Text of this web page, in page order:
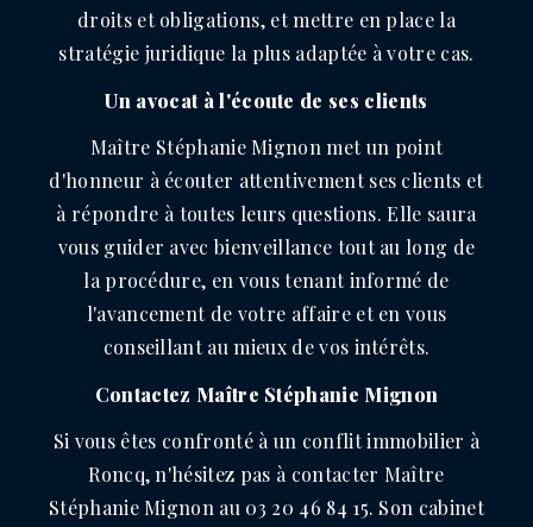
droits et obligations, et mettre en place la
stratégie juridique la plus adaptée à votre cas.
Un avocat à l'écoute de ses clients
Maître Stéphanie Mignon met un point
d'honneur à écouter attentivement ses clients et
à répondre à toutes leurs questions. Elle saura
vous guider avec bienveillance tout au long de
la procédure, en vous tenant informé de
l'avancement de votre affaire et en vous
conseillant au mieux de vos intérêts.
Contactez Maître Stéphanie Mignon
Si vous êtes confronté à un conflit immobilier à
Roncq, n'hésitez pas à contacter Maître
Stéphanie Mignon au 03 20 46 84 15. Son cabinet